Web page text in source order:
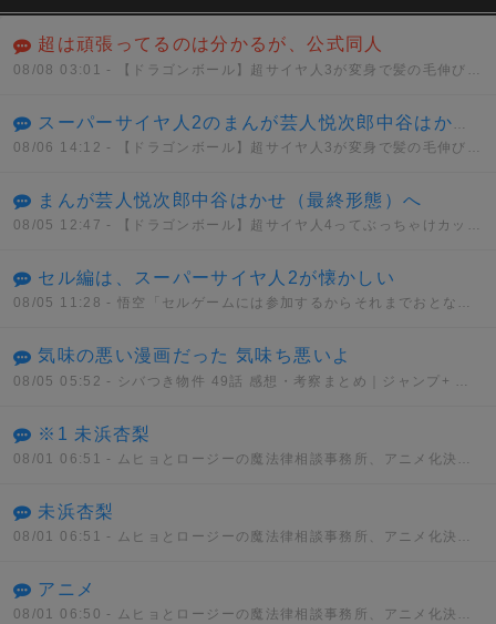
超は頑張ってるのは分かるが、公式同人
08/08 03:01 - 【ドラゴンボール】超サイヤ人3が変身で髪の毛伸びるのは分かるけどさwwwwww
スーパーサイヤ人2のまんが芸人悦次郎中谷はかせ（ハイパー）
08/06 14:12 - 【ドラゴンボール】超サイヤ人3が変身で髪の毛伸びるのは分かるけどさwwwwww
まんが芸人悦次郎中谷はかせ（最終形態）へ
08/05 12:47 - 【ドラゴンボール】超サイヤ人4ってぶっちゃけカッコイイと思う？？？
セル編は、スーパーサイヤ人2が懐かしい
08/05 11:28 - 悟空「セルゲームには参加するからそれまでおとなしくしてろ」セル「うん、わかった」
気味の悪い漫画だった 気味ち悪いよ
08/05 05:52 - シバつき物件 49話 感想・考察まとめ｜ジャンプ+ 大森えす 【読者の反応】
※1 未浜杏梨
08/01 06:51 - ムヒョとロージーの魔法律相談事務所、アニメ化決定！！
未浜杏梨
08/01 06:51 - ムヒョとロージーの魔法律相談事務所、アニメ化決定！！
アニメ
08/01 06:50 - ムヒョとロージーの魔法律相談事務所、アニメ化決定！！